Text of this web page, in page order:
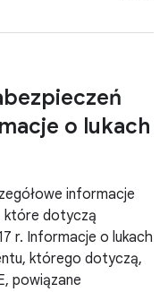
o lukach
informacje
które dotyczą
r. Informacje o lukach
którego dotyczą,
powiązane